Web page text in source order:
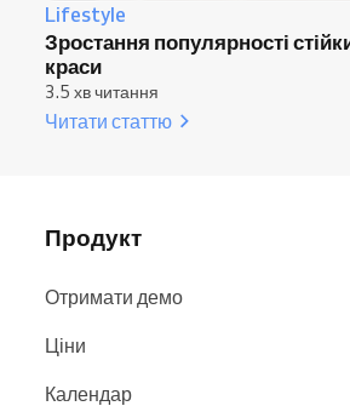
Lifestyle
Зростання популярності
краси
3.5 хв читання
Читати статтю
Продукт
Отримати демо
Ціни
Календар